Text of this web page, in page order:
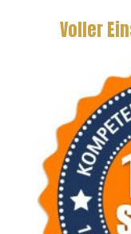
Voller